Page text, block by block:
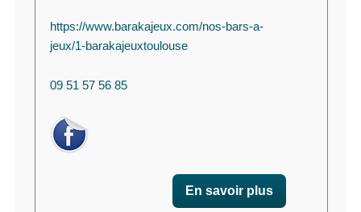
https://www.barakajeux.com/nos-bars-a-
jeux/1-barakajeuxtoulouse
09 51 57 56 85
En savoir plus